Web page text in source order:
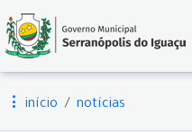
início notícias